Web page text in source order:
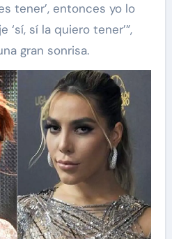
tener’, entonces yo lo
sí la quiero tener’”,
gran sonrisa.